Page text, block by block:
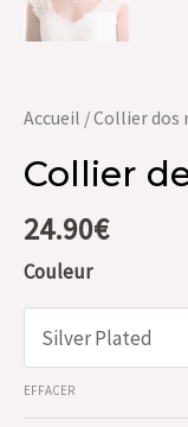
Accueil /Collier dos
Collier
24.90€
Couleur
EFFACER